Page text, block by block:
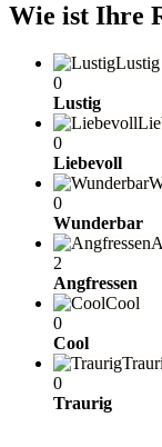
Wie ist Ihre
Lustig
0
Lustig
0
Liebevoll
0
Wunderbar
2
Angfressen
Cool
0
Cool
0
Traurig